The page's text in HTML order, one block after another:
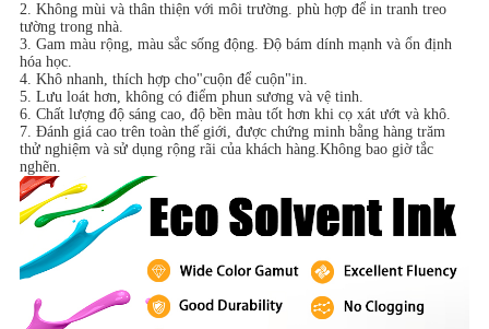
2. Không mùi và thân thiện với môi trường. phù hợp để in tranh treo
tường trong nhà.
3. Gam màu rộng, màu sắc sống động. Độ bám dính mạnh và ổn định
hóa học.
4. Khô nhanh, thích hợp cho"cuộn để cuộn"in.
5. Lưu loát hơn, không có điểm phun sương và vệ tinh.
6. Chất lượng độ sáng cao, độ bền màu tốt hơn khi cọ xát ướt và khô.
7. Đánh giá cao trên toàn thế giới, được chứng minh bằng hàng trăm
thử nghiệm và sử dụng rộng rãi của khách hàng.Không bao giờ tắc
nghẽn.